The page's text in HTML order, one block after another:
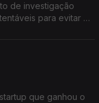
de investigação
para evitar a
que ganhou o